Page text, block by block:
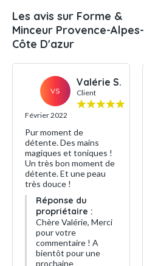
Les avis sur Forme &
Minceur Provence-Alpes-
Côte D'azur
VS
Valérie S.
Client
Février 2022
Pur moment de
détente. Des mains
magiques et toniques !
Un très bon moment de
détente. Et une peau
très douce !
Réponse du
propriétaire :
Chère Valérie, Merci
pour votre
commentaire ! A
bientôt pour une
prochaine